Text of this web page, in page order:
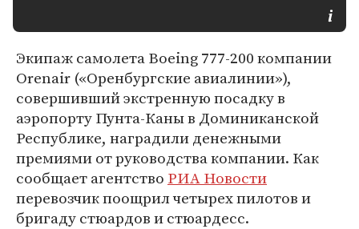
Экипаж самолета Boeing 777-200 компании
Orenair («Оренбургские авиалинии»),
совершивший экстренную посадку в
аэропорту Пунта-Каны в Доминиканской
Республике, наградили денежными
премиями от руководства компании. Как
сообщает агентство РИА Новости
перевозчик поощрил четырех пилотов и
бригаду стюардов и стюардесс.